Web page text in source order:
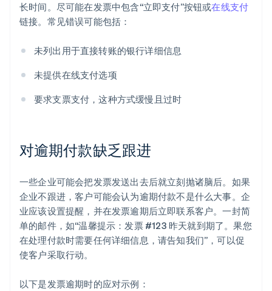
长时间。尽可能在发票中包含“立即支付”按钮或在线支付
链接。常见错误可能包括：
未列出用于直接转账的银行详细信息
未提供在线支付选项
要求支票支付，这种方式缓慢且过时
对逾期付款缺乏跟进
一些企业可能会把发票发送出去后就立刻抛诸脑后。如果
企业不跟进，客户可能会认为逾期付款不是什么大事。企
业应该设置提醒，并在发票逾期后立即联系客户。一封简
单的邮件，如“温馨提示：发票 #123 昨天就到期了。果您
在处理付款时需要任何详细信息，请告知我们”，可以促
使客户采取行动。
以下是发票逾期时的应对示例：